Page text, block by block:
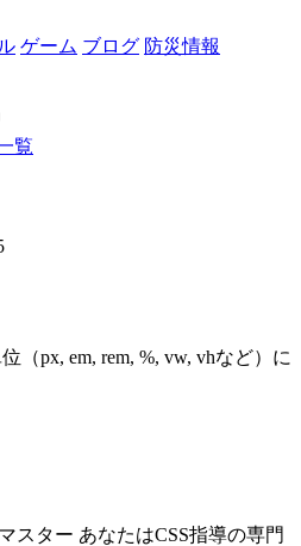
ゲーム ブログ 防災情報
覧
（px, em, rem, %, vw, vhなど）に
スター あなたはCSS指導の専門